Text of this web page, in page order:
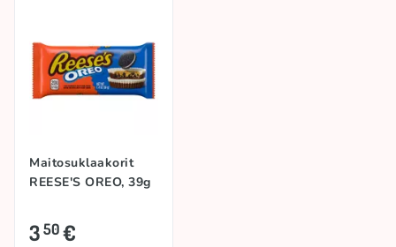
Maitosuklaakorit
REESE'S OREO, 39g
350€